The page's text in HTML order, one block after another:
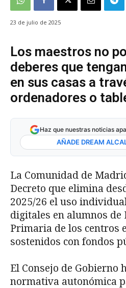
23 de julio de 2025
Los maestros no
deberes que
en sus casas a
ordenadores o
Haz que nuestras noticias
AÑADE DREAM
La Comunidad de
Decreto que elimina
2025/26 el uso
digitales en alumnos
Primaria de los centros
sostenidos con fondos
El Consejo de Gobierno
normativa autonómica